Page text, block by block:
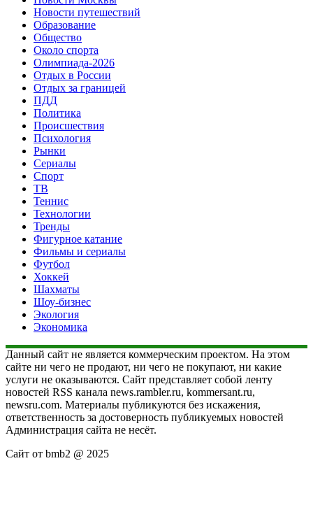
Новости путешествий
Образование
Общество
Около спорта
Олимпиада-2026
Отдых в России
Отдых за границей
ПДД
Политика
Происшествия
Психология
Рынки
Сериалы
Спорт
ТВ
Теннис
Технологии
Тренды
Фигурное катание
Фильмы и сериалы
Футбол
Хоккей
Шахматы
Шоу-бизнес
Экология
Экономика
Данный сайт не является коммерческим проектом. На этом
сайте ни чего не продают, ни чего не покупают, ни какие
услуги не оказываются. Сайт представляет собой ленту
новостей RSS канала news.rambler.ru, kommersant.ru,
newsru.com. Материалы публикуются без искажения,
ответственность за достоверность публикуемых новостей
Администрация сайта не несёт.
Сайт от bmb2 @ 2025